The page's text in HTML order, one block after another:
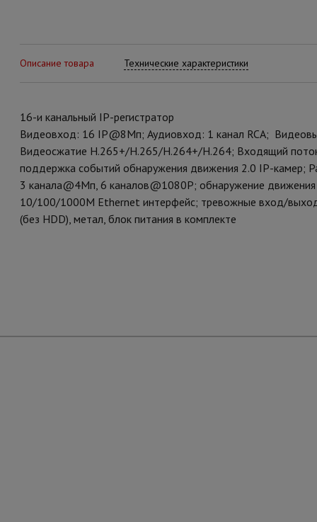
Описание товара Технические характеристики
16-и канальный IP-регистратор
Видеовход: 16 IP@8Мп; Аудиовход: 1 канал RCA;
Видеосжатие H.265+/H.265/H.264+/H.264; Входящий
поддержка событий обнаружения движения 2.0 IP-камер;
3 канала@4Мп, 6 каналов@1080P; обнаружение
10/100/1000M Ethernet интерфейс; тревожные вход/
(без HDD), метал, блок питания в комплекте